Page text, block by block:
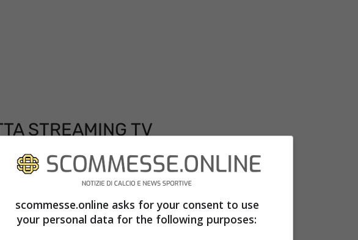
STREAMING TV
questo mezzogiorno dalle ore 12:00 sarà
DAZN. La piattaforma digitale si è infatti
trasmetterà tutte le partite del
Per vedere il match dovrete quindi
scommesse.online asks for your consent to use
your personal data for the following purposes: